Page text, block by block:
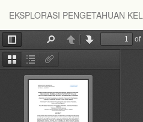
Article
Details
EKSPLORASI PENGETAHUAN